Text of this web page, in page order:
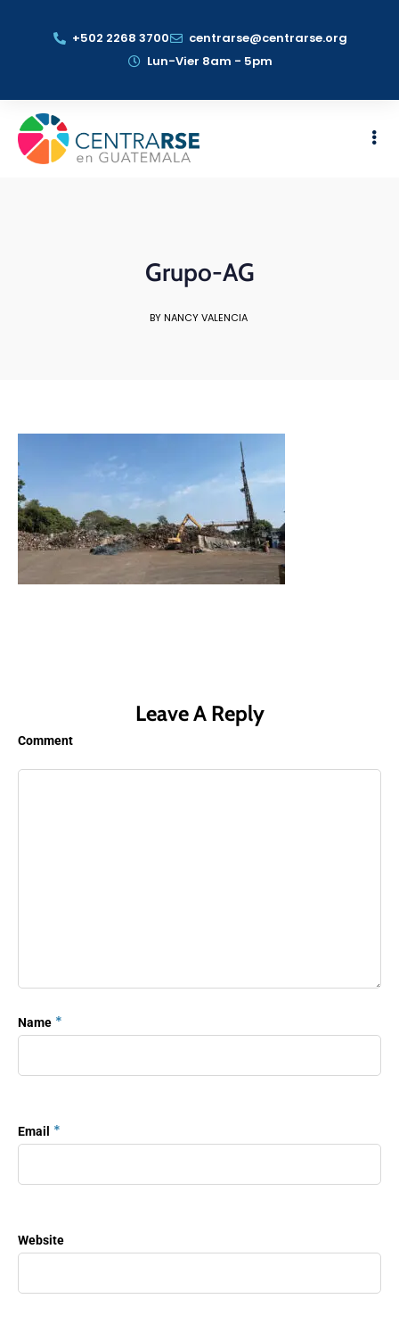
+502 2268 3700
centrarse@centrarse.org
Lun-Vier 8am - 5pm
Grupo-AG
BY NANCY VALENCIA
Leave A Reply
Comment
Name *
Email *
Website